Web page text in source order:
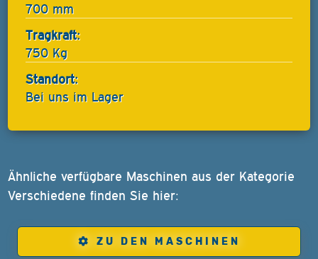
700 mm
Tragkraft:
750 Kg
Standort:
Bei uns im Lager
Ähnliche verfügbare Maschinen aus der Kategorie
Verschiedene finden Sie hier:
ZU DEN MASCHINEN